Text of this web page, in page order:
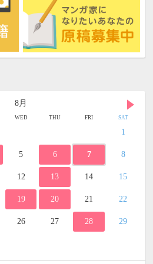
8月
WED THU FRI SAT
1
5 6 7 8
12 13 14 15
19 20 21 22
26 27 28 29